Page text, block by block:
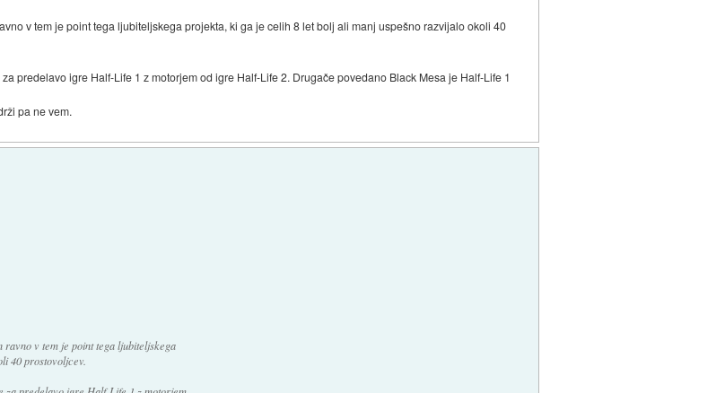
v tem je point tega ljubiteljskega projekta, ki ga je celih 8 let bolj ali manj uspešno razvijalo okoli 40
predelavo igre Half-Life 1 z motorjem od igre Half-Life 2. Drugače povedano Black Mesa je Half-Life 1
pa ne vem.
v tem je point tega ljubiteljskega
40 prostovoljcev.